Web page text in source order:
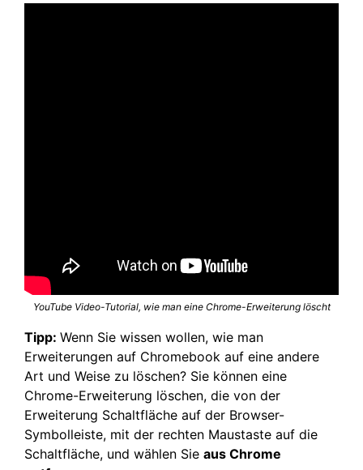
YouTube Video-Tutorial, wie man eine Chrome-Erweiterung löscht
Tipp: Wenn Sie wissen wollen, wie man
Erweiterungen auf Chromebook auf eine andere
Art und Weise zu löschen? Sie können eine
Chrome-Erweiterung löschen, die von der
Erweiterung Schaltfläche auf der Browser-
Symbolleiste, mit der rechten Maustaste auf die
Schaltfläche, und wählen Sie aus Chrome